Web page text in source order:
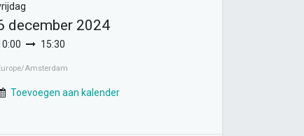
december 2024
15:30
Amsterdam
Toevoegen aan kalender